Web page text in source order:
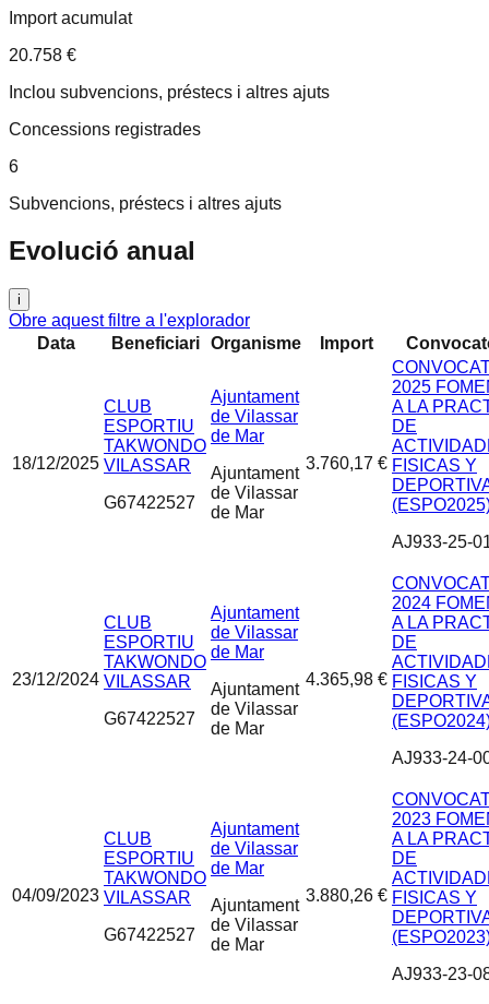
Import acumulat
20.758 €
Inclou subvencions, préstecs i altres ajuts
Concessions registrades
6
Subvencions, préstecs i altres ajuts
Evolució anual
i
Obre aquest filtre a l'explorador
Data
Beneficiari Organisme Import
18/12/2025
CLUB
ESPORTIU
TAKWONDO
VILASSAR
G67422527
Ajuntament
de Vilassar
de Mar
Ajuntament
de Vilassar
de Mar
3.760,17 €
2025
A LA
DE
FISICAS Y
AJ933-25-
23/12/2024
CLUB
ESPORTIU
TAKWONDO
VILASSAR
G67422527
Ajuntament
de Vilassar
de Mar
Ajuntament
de Vilassar
de Mar
4.365,98 €
2024
A LA
DE
FISICAS Y
AJ933-24-
04/09/2023
CLUB
ESPORTIU
TAKWONDO
VILASSAR
G67422527
Ajuntament
de Vilassar
de Mar
Ajuntament
de Vilassar
de Mar
3.880,26 €
2023
A LA
DE
FISICAS Y
AJ933-23-